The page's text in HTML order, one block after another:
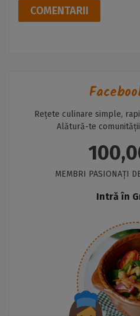
COMENTARII
Rețete culinare simple,
Alătură-te
MEMBRI PASIONAȚI
Intră în